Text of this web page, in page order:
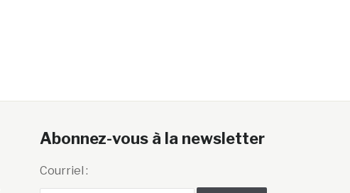
Abonnez-vous à la newsletter
Courriel :